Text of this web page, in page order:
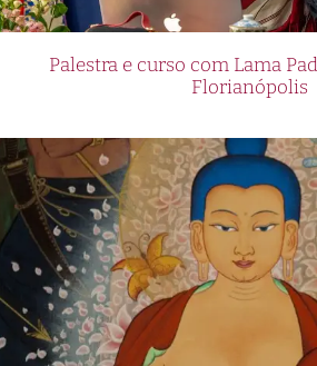
Palestra e curso com Lama
Florianópolis